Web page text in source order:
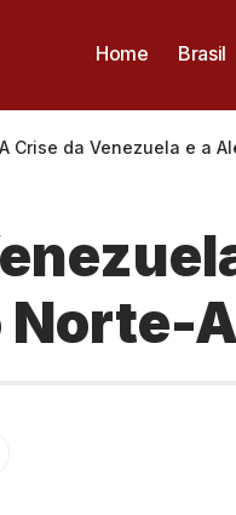
Home Brasil
A Crise da Venezuela e a